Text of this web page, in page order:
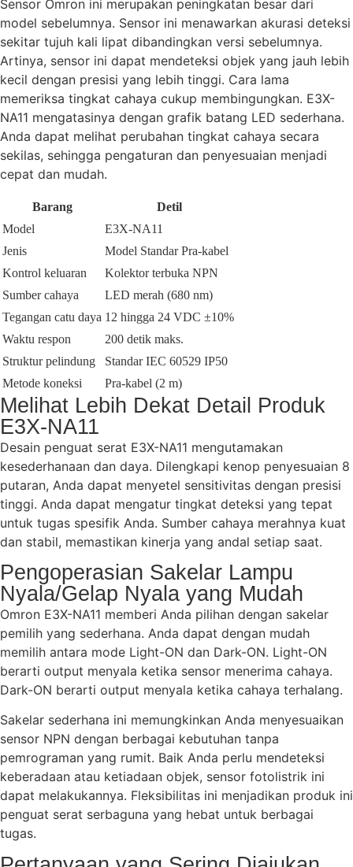
Sensor Omron ini merupakan peningkatan besar dari
model sebelumnya. Sensor ini menawarkan akurasi deteksi
sekitar tujuh kali lipat dibandingkan versi sebelumnya.
Artinya, sensor ini dapat mendeteksi objek yang jauh lebih
kecil dengan presisi yang lebih tinggi. Cara lama
memeriksa tingkat cahaya cukup membingungkan. E3X-
NA11 mengatasinya dengan grafik batang LED sederhana.
Anda dapat melihat perubahan tingkat cahaya secara
sekilas, sehingga pengaturan dan penyesuaian menjadi
cepat dan mudah.
Barang
Detil
Model
E3X-NA11
Jenis
Model Standar Pra-kabel
Kontrol keluaran
Kolektor terbuka NPN
Sumber cahaya
LED merah (680 nm)
Tegangan catu daya 12 hingga 24 VDC ±10%
Waktu respon
200 detik maks.
Struktur pelindung
Standar IEC 60529 IP50
Metode koneksi
Pra-kabel (2 m)
Melihat Lebih Dekat Detail Produk
E3X-NA11
Desain penguat serat E3X-NA11 mengutamakan
kesederhanaan dan daya. Dilengkapi kenop penyesuaian 8
putaran, Anda dapat menyetel sensitivitas dengan presisi
tinggi. Anda dapat mengatur tingkat deteksi yang tepat
untuk tugas spesifik Anda. Sumber cahaya merahnya kuat
dan stabil, memastikan kinerja yang andal setiap saat.
Pengoperasian Sakelar Lampu
Nyala/Gelap Nyala yang Mudah
Omron E3X-NA11 memberi Anda pilihan dengan sakelar
pemilih yang sederhana. Anda dapat dengan mudah
memilih antara mode Light-ON dan Dark-ON. Light-ON
berarti output menyala ketika sensor menerima cahaya.
Dark-ON berarti output menyala ketika cahaya terhalang.
Sakelar sederhana ini memungkinkan Anda menyesuaikan
sensor NPN dengan berbagai kebutuhan tanpa
pemrograman yang rumit. Baik Anda perlu mendeteksi
keberadaan atau ketiadaan objek, sensor fotolistrik ini
dapat melakukannya. Fleksibilitas ini menjadikan produk ini
penguat serat serbaguna yang hebat untuk berbagai
tugas.